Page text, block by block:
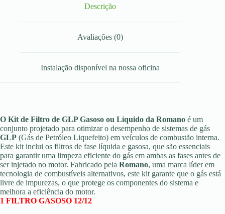
Descrição
Avaliações (0)
Instalação disponível na nossa oficina
O Kit de Filtro de GLP Gasoso ou Líquido da Romano é um
conjunto projetado para otimizar o desempenho de sistemas de gás
GLP (Gás de Petróleo Liquefeito) em veículos de combustão interna.
Este kit inclui os filtros de fase líquida e gasosa, que são essenciais
para garantir uma limpeza eficiente do gás em ambas as fases antes de
ser injetado no motor. Fabricado pela Romano, uma marca líder em
tecnologia de combustíveis alternativos, este kit garante que o gás está
livre de impurezas, o que protege os componentes do sistema e
melhora a eficiência do motor.
1 FILTRO GASOSO 12/12